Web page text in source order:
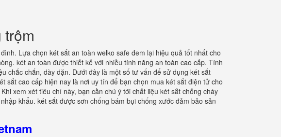
Lựa chọn két sắt an toàn welko safe đem lại hiệu quả tốt nhất cho
két an toàn được thiết kế với nhiều tính năng an toàn cao cấp. Tính
chắc chắn, dày dặn. Dưới đây là một số tư vấn để sử dụng két sắt
sắt cao cấp hiện nay là nơi uy tín để bạn chọn mua két sắt điện tử cho
xem xét tiêu chí này, bạn cần chú ý tới chất liệu két sắt chống cháy
khẩu. két sắt được sơn chống bám bụi chống xước đảm bảo sản